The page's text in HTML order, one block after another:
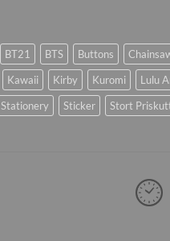
BT21 BTS Buttons
Kawaii Kirby Kuromi Lulu
Stationery Sticker Stort